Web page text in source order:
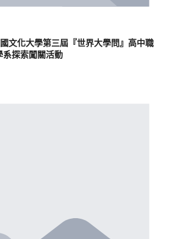
文化大學第三屆『世界大學問』高中職
探索闖關活動